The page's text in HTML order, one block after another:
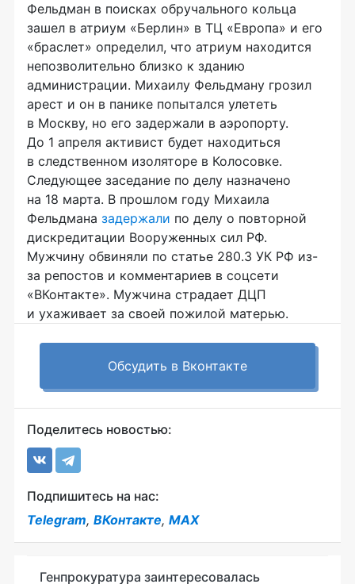
Фельдман в поисках обручального кольца
зашел в атриум «Берлин» в ТЦ «Европа» и его
«браслет» определил, что атриум находится
непозволительно близко к зданию
администрации. Михаилу Фельдману грозил
арест и он в панике попытался улететь
в Москву, но его задержали в аэропорту.
До 1 апреля активист будет находиться
в следственном изоляторе в Колосовке.
Следующее заседание по делу назначено
на 18 марта. В прошлом году Михаила
Фельдмана задержали по делу о повторной
дискредитации Вооруженных сил РФ.
Мужчину обвиняли по статье 280.3 УК РФ из-
за репостов и комментариев в соцсети
«ВКонтакте». Мужчина страдает ДЦП
и ухаживает за своей пожилой матерью.
Обсудить в Вконтакте
Поделитесь новостью:
Подпишитесь на нас:
Telegram, ВКонтакте, MAX
Генпрокуратура заинтересовалась